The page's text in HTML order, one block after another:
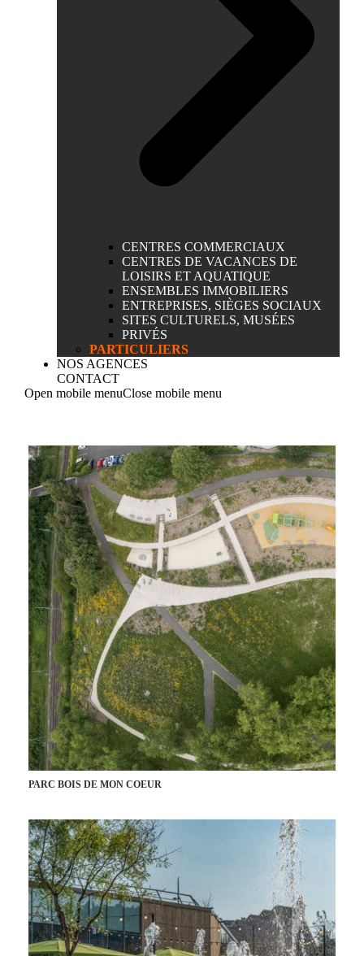
CENTRES COMMERCIAUX
CENTRES DE VACANCES DE
LOISIRS ET AQUATIQUE
ENSEMBLES IMMOBILIERS
ENTREPRISES, SIÈGES SOCIAUX
SITES CULTURELS, MUSÉES
PRIVÉS
PARTICULIERS
NOS AGENCES
CONTACT
Open mobile menuClose mobile menu
PARC BOIS DE MON COEUR